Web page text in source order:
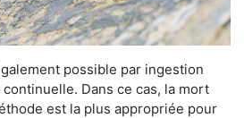
possible par ingestion
Dans ce cas, la mort
est la plus appropriée pour